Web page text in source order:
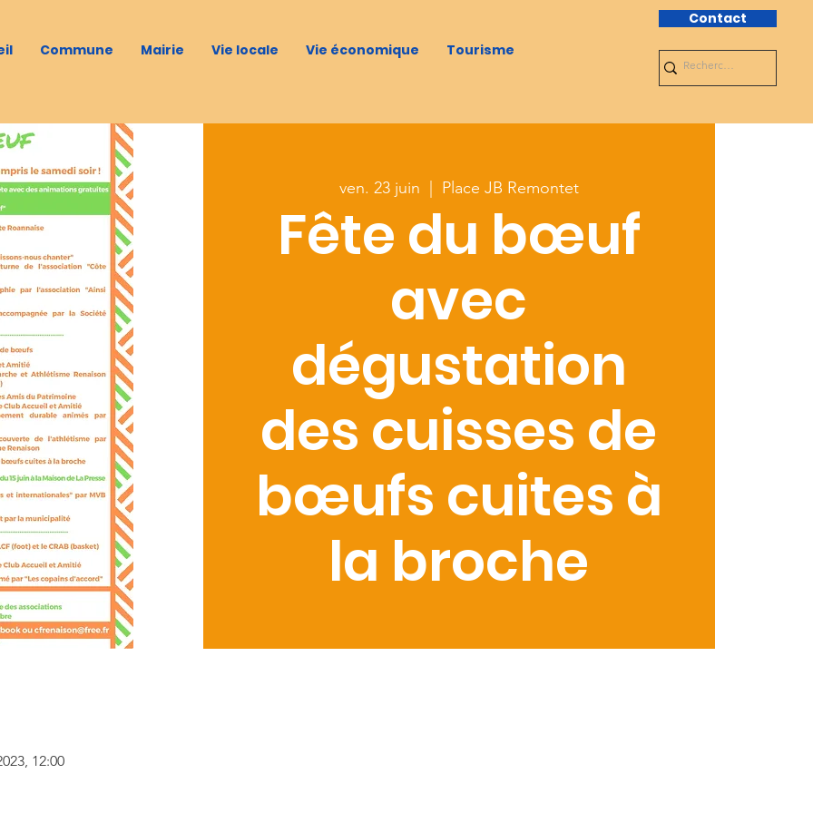
Commune Mairie Vie locale Vie économique Tourisme
Contact
ven. 23 juin Place JB Remontet
Fête du bœuf
avec
dégustation
des cuisses de
bœufs cuites à
la broche
12:00